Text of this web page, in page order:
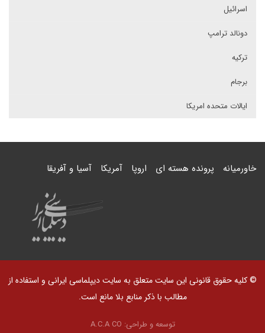
اسرائیل
دونالد ترامپ
ترکیه
برجام
ایالات متحده امریکا
خاورمیانه پرونده هسته ای اروپا آمریکا آسیا و آفریقا
© کلیه حقوق قانونی این سایت متعلق به سایت دیپلماسی ایرانی و استفاده از
مطالب با ذکر منابع بلا مانع است.
توسعه و طراحی: A.C.A CO